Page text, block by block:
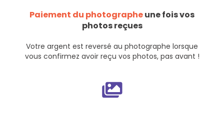
Paiement du photographeune fois vos
photos reçues
Votre argent est reversé au photographe lorsque
vous confirmez avoir reçu vos photos, pas avant !